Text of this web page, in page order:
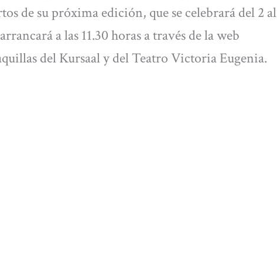
de su próxima edición, que se celebrará del 2 al
a las 11.30 horas a través de la web
del Kursaal y del Teatro Victoria Eugenia.